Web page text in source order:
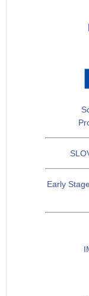
Early